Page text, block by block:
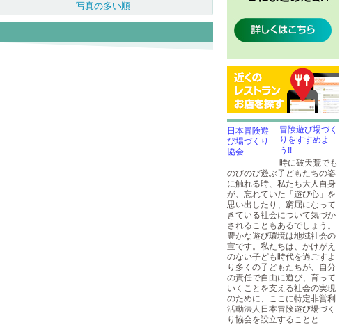
写真の多い順
冒険遊び場づく
りをすすめよ
う!!
時に破天荒でも
のびのび遊ぶ子どもたちの姿
に触れる時、私たち大人自身
が、忘れていた「遊び心」を
思い出したり、窮屈になって
きている社会について気づか
されることもあるでしょう。
豊かな遊び環境は地域社会の
宝です。私たちは、かけがえ
のない子ども時代を過ごすよ
り多くの子どもたちが、自分
の責任で自由に遊び、育って
いくことを支える社会の実現
のために、ここに特定非営利
活動法人日本冒険遊び場づく
り協会を設立することと...